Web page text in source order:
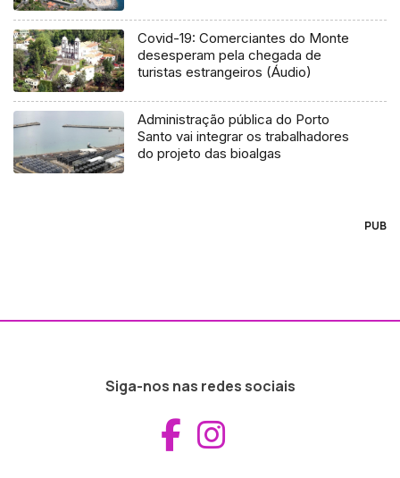
Covid-19: Comerciantes do Monte
desesperam pela chegada de
turistas estrangeiros (Áudio)
Administração pública do Porto
Santo vai integrar os trabalhadores
do projeto das bioalgas
PUB
Siga-nos nas redes sociais
Aceder ao